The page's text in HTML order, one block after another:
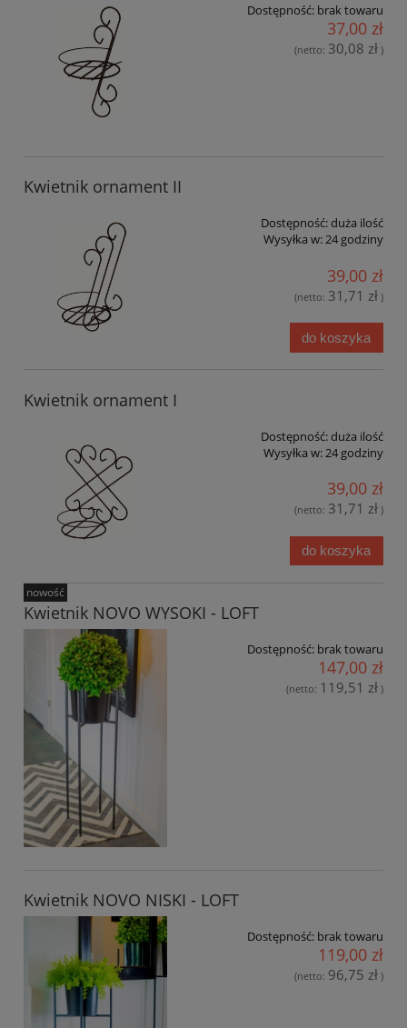
Dostępność: brak towaru
37,00 zł
(netto: 30,08 zł )
Kwietnik ornament II
Dostępność:duża ilość
Wysyłka w:24 godziny
39,00 zł
(netto: 31,71 zł )
do koszyka
Kwietnik ornament I
Dostępność:duża ilość
Wysyłka w:24 godziny
39,00 zł
(netto: 31,71 zł )
do koszyka
Kwietnik NOVO WYSOKI - LOFT
Dostępność: brak towaru
147,00 zł
(netto: 119,51 zł )
nowość
Kwietnik NOVO NISKI - LOFT
Dostępność: brak towaru
119,00 zł
(netto: 96,75 zł )